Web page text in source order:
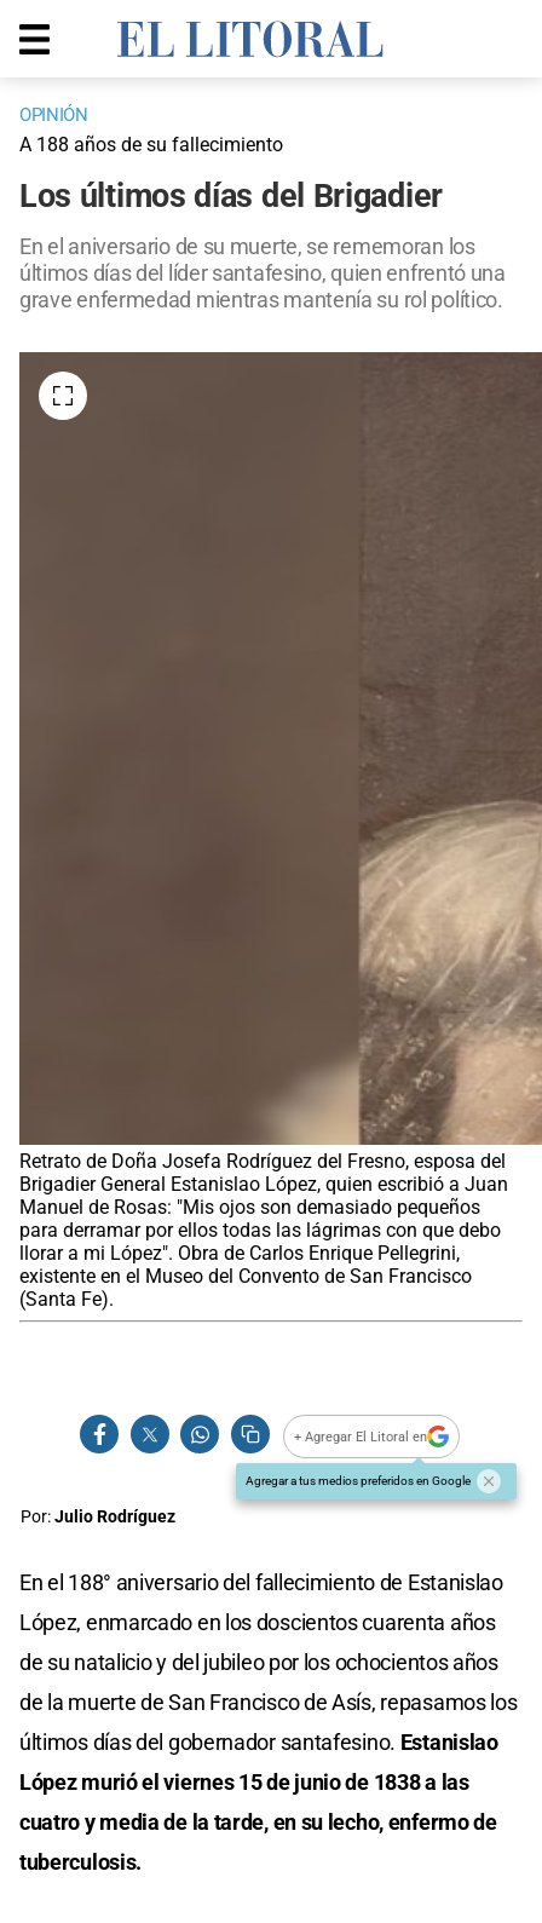
OPINIÓN
A 188 años de su fallecimiento
Los últimos días del Brigadier
En el aniversario de su muerte, se rememoran los
últimos días del líder santafesino, quien enfrentó una
grave enfermedad mientras mantenía su rol político.
Retrato de Doña Josefa Rodríguez del Fresno, esposa del
Brigadier General Estanislao López, quien escribió a Juan
Manuel de Rosas: "Mis ojos son demasiado pequeños
para derramar por ellos todas las lágrimas con que debo
llorar a mi López". Obra de Carlos Enrique Pellegrini,
existente en el Museo del Convento de San Francisco
(Santa Fe).
+ Agregar El Litoral en
Agregar a tus medios preferidos en Google
Por:Julio Rodríguez
En el 188° aniversario del fallecimiento de Estanislao
López, enmarcado en los doscientos cuarenta años
de su natalicio y del jubileo por los ochocientos años
de la muerte de San Francisco de Asís, repasamos los
últimos días del gobernador santafesino. Estanislao
López murió el viernes 15 de junio de 1838 a las
cuatro y media de la tarde, en su lecho, enfermo de
tuberculosis.